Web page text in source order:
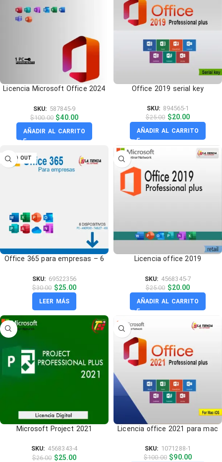
Licencia Microsoft Office 2024
SKU: 587845-9
$100.00 $40.00
AÑADIR AL CARRITO
Office 2019 serial key
SKU: 894565-1
$25.00 $20.00
AÑADIR AL CARRITO
SOLD OUT
Office 365 para empresas – 6
SKU: 69522356
$30.00 $25.00
LEER MÁS
Licencia office 2019
SKU: 4568345-7
$25.00 $20.00
AÑADIR AL CARRITO
Microsoft Project 2021
SKU: 4568343-4
$26.00 $25.00
Licencia office 2021 para mac
SKU: 1071288-1
$100.00 $90.00